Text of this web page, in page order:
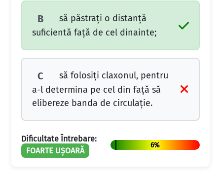
B
să păstraţi o distanţă
suficientă faţă de cel dinainte;
C
să folosiţi claxonul, pentru
a-l determina pe cel din faţă să
elibereze banda de circulaţie.
Dificultate Întrebare:
FOARTE UȘOARĂ
6%